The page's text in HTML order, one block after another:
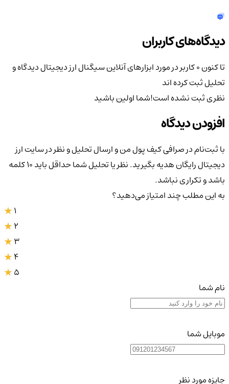
دیدگاه‌های کاربران
تا کنون 0 کاربر در مورد ابزارهای آنلاین سیگنال ارز دیجیتالدیدگاه و
تحلیل ثبت کرده اند
نظری ثبت نشده است!شما اولین باشید
افزودن دیدگاه
با ثبت‌نام در صرافی کیف پول من و ارسال تحلیل و نظر در سایت ارز
دیجیتال رایگان هدیه بگیرید. نظر یا تحلیل شما حداقل باید ۱۰ کلمه
باشد و تکراری نباشد.
به این مطلب چند امتیاز می‌دهید؟
3
4
5
نام شما
موبایل شما
جایزه مورد نظر